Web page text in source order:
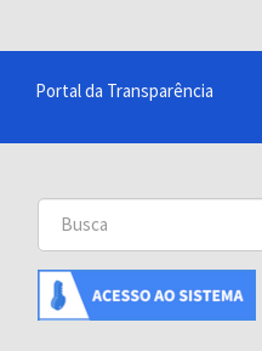
Portal da Transparência
Buscar
Busca